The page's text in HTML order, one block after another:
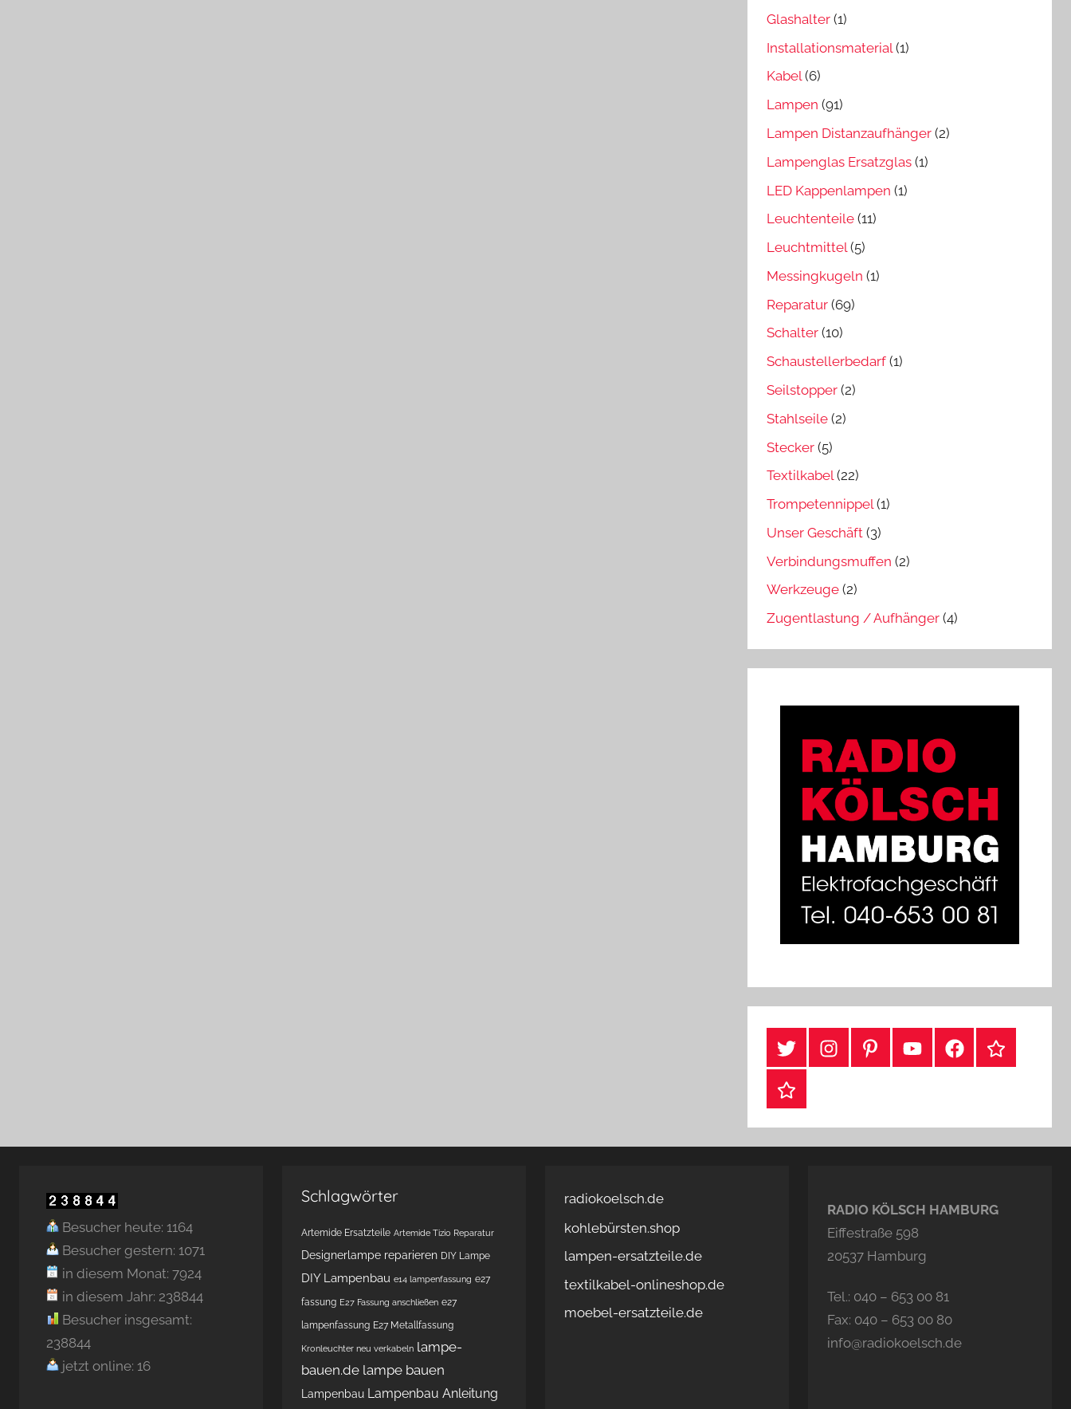
Glashalter (1)
Installationsmaterial (1)
Kabel(6)
Lampen (91)
Lampen Distanzaufhänger (2)
Lampenglas Ersatzglas (1)
LED Kappenlampen (1)
Leuchtenteile (11)
Leuchtmittel(5)
Messingkugeln (1)
Reparatur (69)
Schalter (10)
Schaustellerbedarf (1)
Seilstopper (2)
Stahlseile (2)
Stecker (5)
Textilkabel(22)
Trompetennippel(1)
Unser Geschäft (3)
Verbindungsmuffen (2)
Werkzeuge (2)
Zugentlastung / Aufhänger (4)
#TwitterInstagramPinterestYouTubeFacebook
TikTok
Webshop
Besucher heute: 1164
Besucher gestern: 1071
in diesem Monat: 7924
in diesem Jahr: 238844
Besucher insgesamt:
238844
jetzt online: 16
Schlagwörter
Artemide Ersatzteile Artemide Tizio Reparatur
Designerlampe reparieren DIY Lampe
DIY Lampenbau e14 lampenfassung e27
fassung E27 Fassung anschließen e27
lampenfassung E27 Metallfassung
Kronleuchter neu verkabeln lampe-
bauen.de lampe bauen
Lampenbau Lampenbau Anleitung
radiokoelsch.de
kohlebürsten.shop
lampen-ersatzteile.de
textilkabel-onlineshop.de
moebel-ersatzteile.de
RADIO KÖLSCH HAMBURG
Eiffestraße 598
20537 Hamburg
Tel.: 040 – 653 00 81
Fax: 040 – 653 00 80
info@radiokoelsch.de